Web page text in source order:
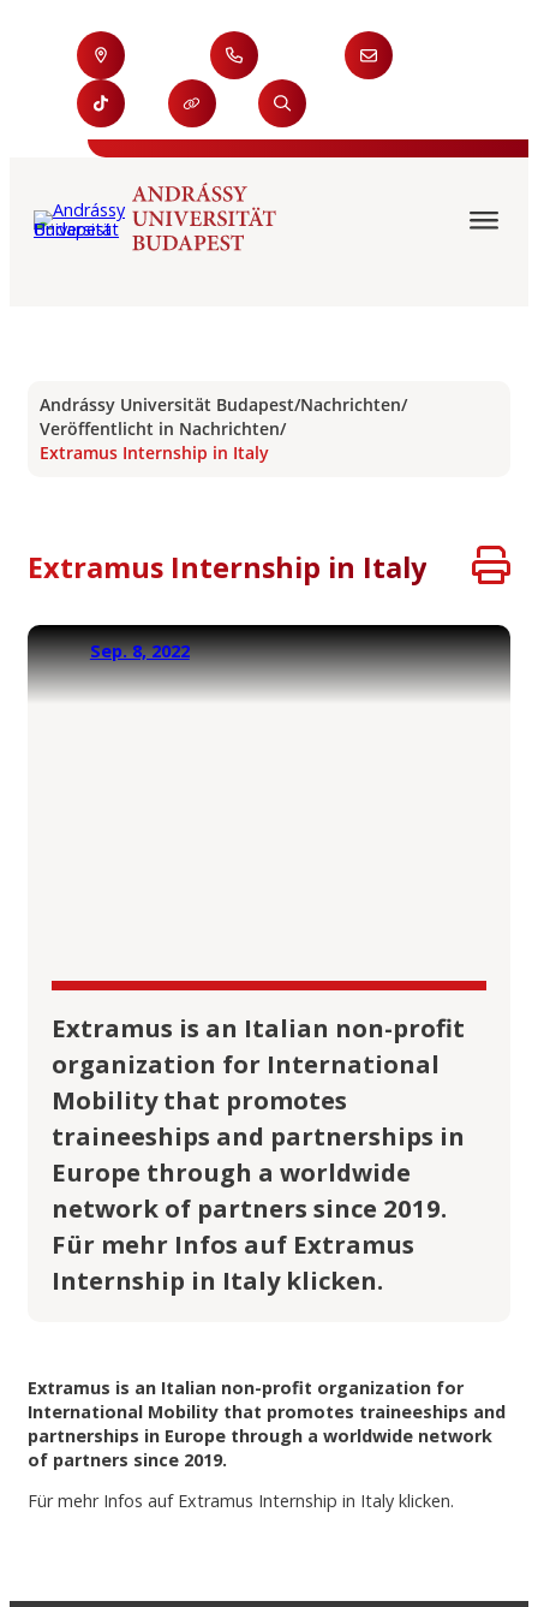
Andrássy Universität Budapest/Nachrichten/
Veröffentlicht in Nachrichten/
Extramus Internship in Italy
Extramus Internship in Italy
Sep. 8, 2022
Extramus is an Italian non-profit
organization for International
Mobility that promotes
traineeships and partnerships in
Europe through a worldwide
network of partners since 2019.
Für mehr Infos auf Extramus
Internship in Italy klicken.
Extramus is an Italian non-profit organization for
International Mobility that promotes traineeships and
partnerships in Europe through a worldwide network
of partners since 2019.
Für mehr Infos auf Extramus Internship in Italy klicken.